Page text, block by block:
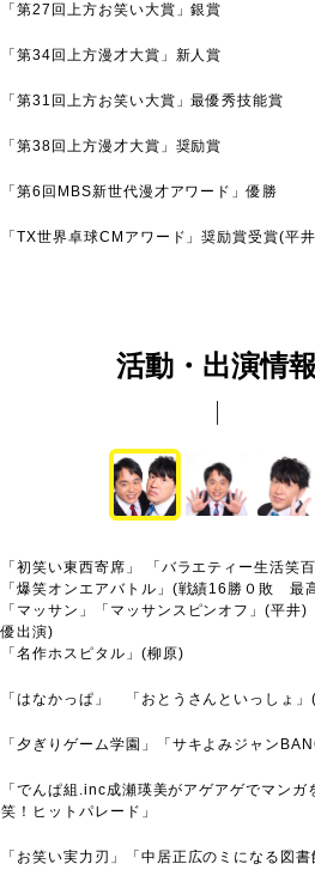
「第27回上方お笑い大賞」銀賞
「第34回上方漫才大賞」新人賞
「第31回上方お笑い大賞」最優秀技能賞
「第38回上方漫才大賞」奨励賞
「第6回MBS新世代漫才アワード」優勝
「TX世界卓球CMアワード」奨励賞受賞(平
活動・出演情報
「初笑い東西寄席」 「バラエティー生活笑
「爆笑オンエアバトル」(戦績16勝０敗 最
「マッサン」「マッサンスピンオフ」(平
優出演)
「名作ホスピタル」(柳原)
「はなかっぱ」 「おとうさんといっしょ
「夕ぎりゲーム学園」「サキよみジャン
「でんぱ組.inc成瀬瑛美がアゲアゲでマン
笑！ヒットパレード」
「お笑い実力刃」「中居正広のミになる図